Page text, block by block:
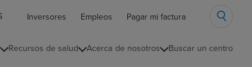
Inversores Empleos Pagar mi factura
Recursos de salud Acerca de nosotros Buscar un centro